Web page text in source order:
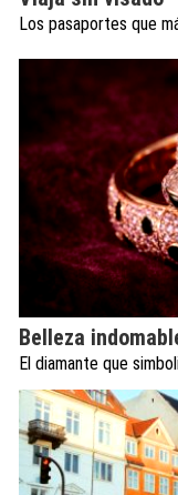
Los pasaportes que
Belleza
El diamante que